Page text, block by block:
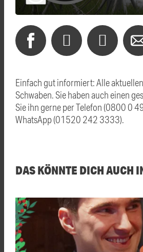
Einfach gut informiert: Alle
Schwaben. Sie haben auch einen
Sie ihn gerne per Telefon (0800 0
WhatsApp (01520 242 3333).
DAS KÖNNTE DICH AUCH